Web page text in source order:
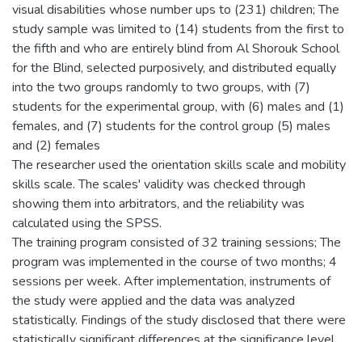
visual disabilities whose number ups to (231) children; The
study sample was limited to (14) students from the first to
the fifth and who are entirely blind from Al Shorouk School
for the Blind, selected purposively, and distributed equally
into the two groups randomly to two groups, with (7)
students for the experimental group, with (6) males and (1)
females, and (7) students for the control group (5) males
and (2) females
The researcher used the orientation skills scale and mobility
skills scale. The scales' validity was checked through
showing them into arbitrators, and the reliability was
calculated using the SPSS.
The training program consisted of 32 training sessions; The
program was implemented in the course of two months; 4
sessions per week. After implementation, instruments of
the study were applied and the data was analyzed
statistically. Findings of the study disclosed that there were